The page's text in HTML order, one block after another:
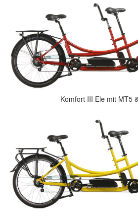
Komfort III Ele mit MT5